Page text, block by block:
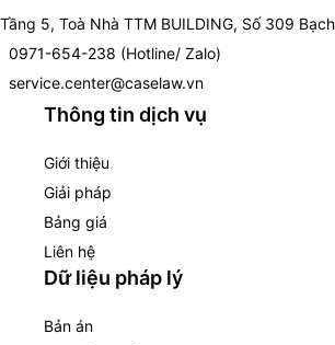
Tầng 5, Toà Nhà TTM BUILDING, Số 309
0971-654-238 (Hotline/ Zalo)
service.center@caselaw.vn
Thông tin dịch vụ
Giới thiệu
Giải pháp
Bảng giá
Liên hệ
Dữ liệu pháp lý
Bản án